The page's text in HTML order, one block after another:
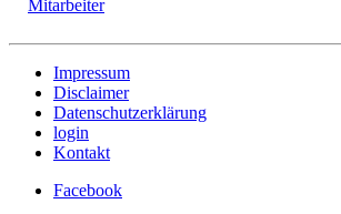
Mitarbeiter
Impressum
Disclaimer
Datenschutzerklärung
login
Kontakt
Facebook